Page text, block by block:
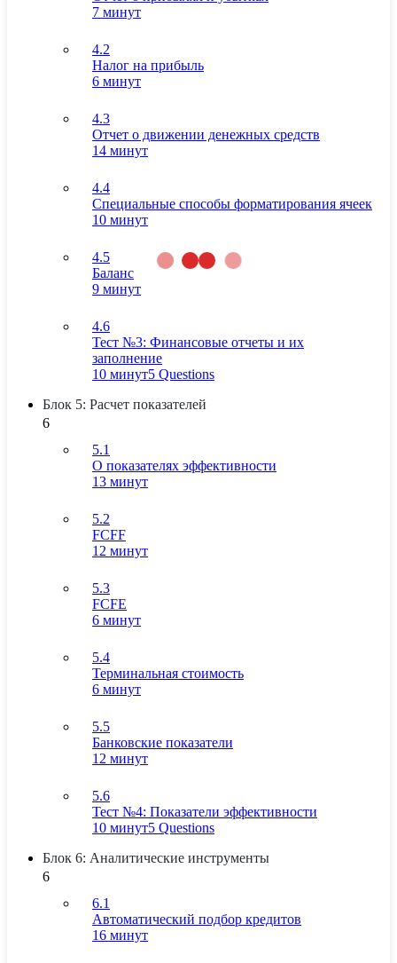
7 минут
4.2
Налог на прибыль
6 минут
4.3
Отчет о движении денежных средств
14 минут
4.4
Специальные способы форматирования ячеек
10 минут
4.5
Баланс
9 минут
4.6
Тест №3: Финансовые отчеты и их
заполнение
10 минут5 Questions
Блок 5: Расчет показателей
6
5.1
О показателях эффективности
13 минут
5.2
FCFF
12 минут
5.3
FCFE
6 минут
5.4
Терминальная стоимость
6 минут
5.5
Банковские показатели
12 минут
5.6
Тест №4: Показатели эффективности
10 минут5 Questions
Блок 6: Аналитические инструменты
6
6.1
Автоматический подбор кредитов
16 минут